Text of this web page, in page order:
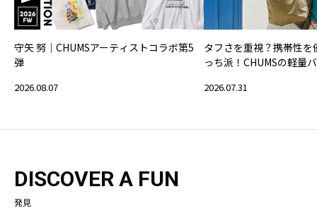
守矢 努｜CHUMSアーティストコラボ第5
弾
2026.08.07
タフさを重視？携帯性
っち派！CHUMSの軽量
2026.07.31
DISCOVER A FUN
発見